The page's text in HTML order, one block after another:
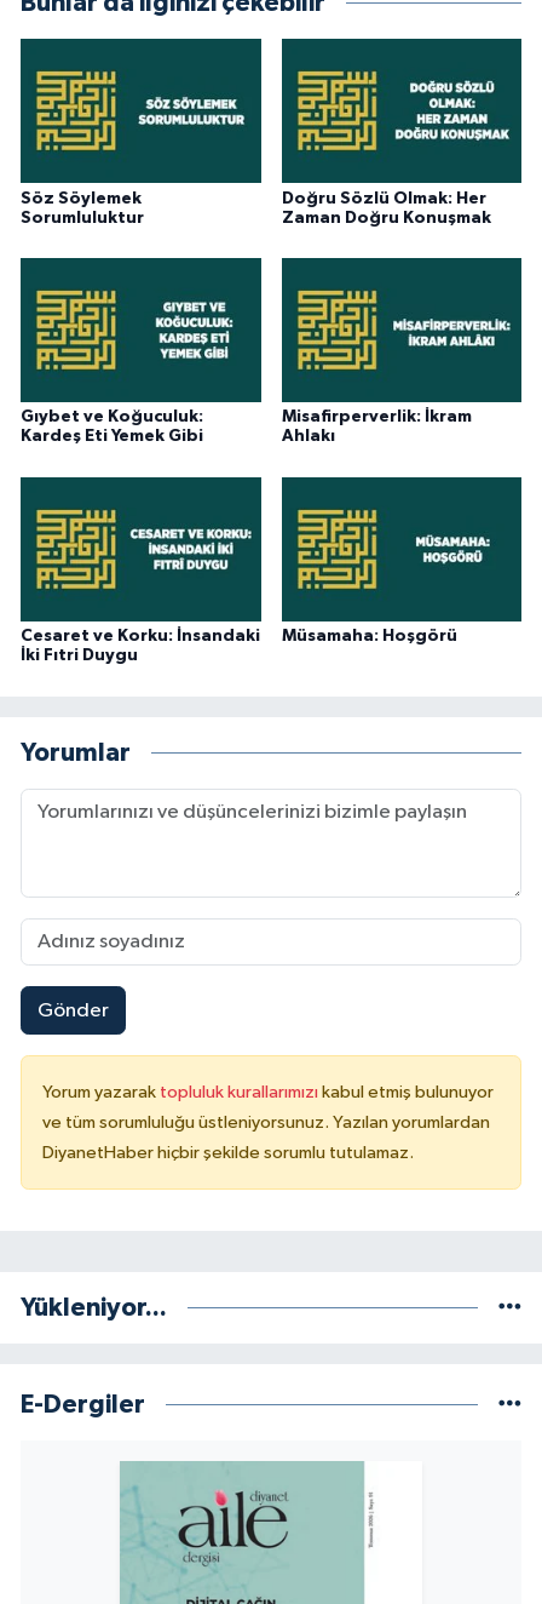
Söz Söylemek
Sorumluluktur
Doğru Sözlü Olmak: Her
Zaman Doğru Konuşmak
Gıybet ve Koğuculuk:
Kardeş Eti Yemek Gibi
Misafirperverlik: İkram
Ahlakı
Cesaret ve Korku: İnsandaki
İki Fıtri Duygu
Müsamaha: Hoşgörü
Yorumlar
Gönder
Yorum yazarak topluluk kurallarımızı kabul etmiş bulunuyor
ve tüm sorumluluğu üstleniyorsunuz. Yazılan yorumlardan
DiyanetHaber hiçbir şekilde sorumlu tutulamaz.
Yükleniyor...
E-Dergiler